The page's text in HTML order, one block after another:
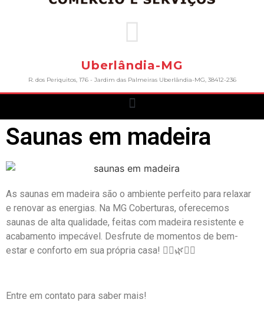
Uberlândia-MG
R. dos Periquitos, 176 - Jardim das Palmeiras Uberlândia-MG, 38412-236
Saunas em madeira
As saunas em madeira são o ambiente perfeito para relaxar
e renovar as energias. Na MG Coberturas, oferecemos
saunas de alta qualidade, feitas com madeira resistente e
acabamento impecável. Desfrute de momentos de bem-
estar e conforto em sua própria casa! 🧖‍♀️🌿💆‍♂️
Entre em contato para saber mais!